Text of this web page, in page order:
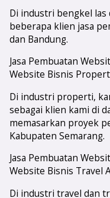
Di industri bengkel las
beberapa klien jasa
dan Bandung.
Jasa Pembuatan
Website Bisnis
Di industri properti,
sebagai klien kami di
memasarkan proyek
Kabupaten Semarang.
Jasa Pembuatan
Website Bisnis Travel
Di industri travel dan